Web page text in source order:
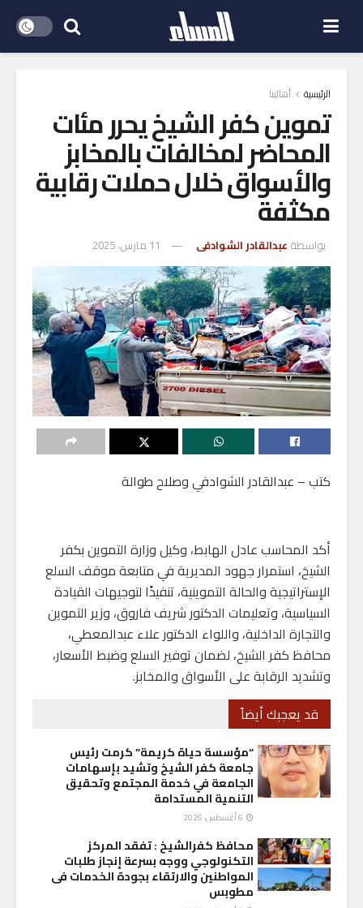
الرئيسية أهالينا
تموين كفر الشيخ يحرر مئات
المحاضر لمخالفات بالمخابز
والأسواق خلال حملات رقابية
مكثفة
بواسطة عبدالقادر الشوادفى 11 مارس، 2025
كتب – عبدالقادر الشوادفي وصلاح طوالة
أكد المحاسب عادل الهابط، وكيل وزارة التموين بكفر
الشيخ، استمرار جهود المديرية في متابعة موقف السلع
الإستراتيجية والحالة التموينية، تنفيذًا لتوجيهات القيادة
السياسية، وتعليمات الدكتور شريف فاروق، وزير التموين
والتجارة الداخلية، واللواء الدكتور علاء عبدالمعطي،
محافظ كفر الشيخ، لضمان توفير السلع وضبط الأسعار،
وتشديد الرقابة على الأسواق والمخابز.
قد يعجبك أيضاً
“مؤسسة حياة كريمة” كرمت رئيس
جامعة كفر الشيخ وتشيد بإسهامات
الجامعة في خدمة المجتمع وتحقيق
التنمية المستدامة
محافظ كفرالشيخ : تفقد المركز
التكنولوجي ووجه بسرعة إنجاز طلبات
المواطنين والارتقاء بجودة الخدمات فى
مطوبس